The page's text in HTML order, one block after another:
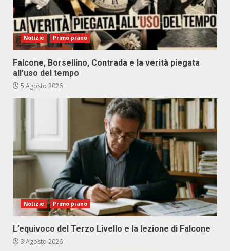
Notizie Primo piano
Falcone, Borsellino, Contrada e la verità piegata
all’uso del tempo
5 Agosto 2026
Notizie Primo piano
L’equivoco del Terzo Livello e la lezione di Falcone
3 Agosto 2026